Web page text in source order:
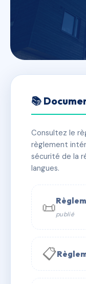
12 et 14
76200
📍 12/14 r des
✓ Immatriculée
📞 Contacter
✉ Email
📚
Consultez le
règlement
sécurité de la
langues.
📜publié
📋